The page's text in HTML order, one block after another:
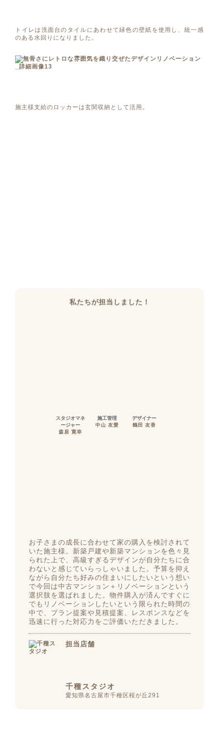
トイレは洗面台のタイルにあわせて緑色の壁紙を使用し、統一感
のある水回りになりました。
施主様支給のロッカーは玄関収納として活用。
私たちが担当しました！
スタジオマネ
ージャー
森居 寛幸
施工管理
中山 友愛
デザイナー
鶴田 友香
お子さまの成長に合わせて家の購入を検討されて
いた施主様。新築戸建や新築マンションを色々見
られた上で、高級すぎるデザインが自分たちに合
わないと感じていらっしゃいました。予算を抑え
ながら自分たち好みの住まいにしたいという想い
で今回は中古マンション＋リノベーションという
選択肢を選ばれました。物件購入が済んですぐに
でもリノベーションしたいという限られた時間の
中で、プラン提案や見積提案、レスポンスなどを
迅速に行った対応力をご評価いただきました。
担当店舗
千種スタジオ
愛知県名古屋市千種区桜が丘291